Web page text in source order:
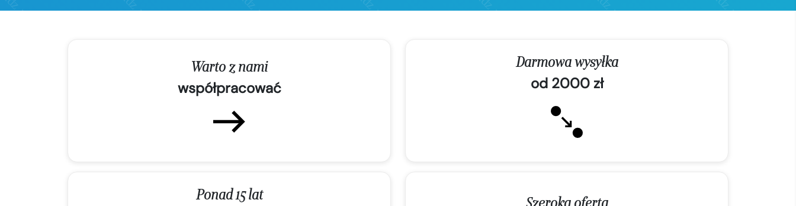
Warto z nami
współpracować
Darmowa wysyłka
od 2000 zł
Ponad 15 lat